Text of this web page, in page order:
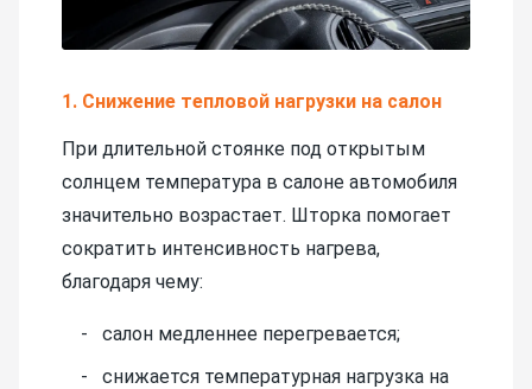
1. Снижение тепловой нагрузки на салон
При длительной стоянке под открытым
солнцем температура в салоне автомобиля
значительно возрастает. Шторка помогает
сократить интенсивность нагрева,
благодаря чему:
салон медленнее перегревается;
снижается температурная нагрузка на